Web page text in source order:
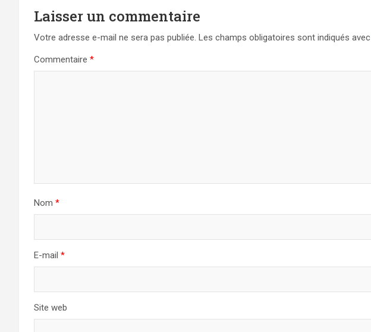
Laisser un commentaire
Votre adresse e-mail ne sera pas publiée. Les champs obligatoires sont indiqués avec
Commentaire *
Nom *
E-mail *
Site web